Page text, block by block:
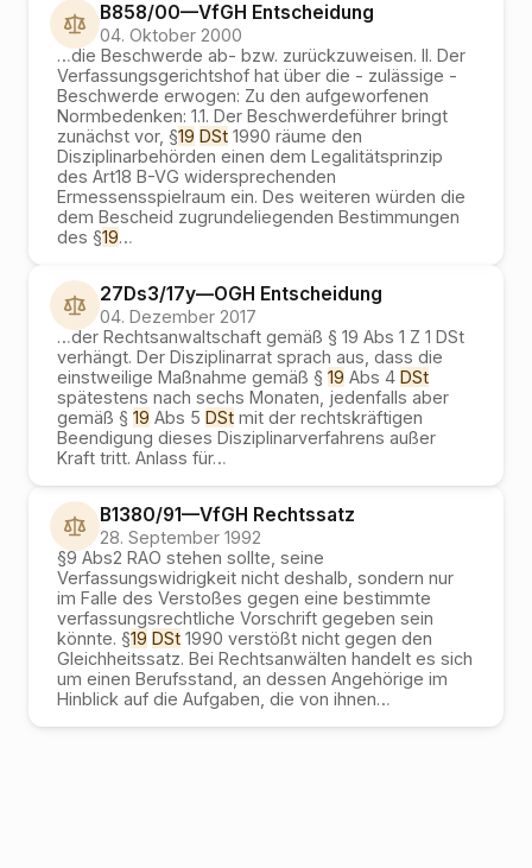
B858/00—VfGH Entscheidung
04. Oktober 2000
…die Beschwerde ab- bzw. zurückzuweisen. II. Der
Verfassungsgerichtshof hat über die - zulässige -
Beschwerde erwogen: Zu den aufgeworfenen
Normbedenken: 1.1. Der Beschwerdeführer bringt
zunächst vor, §19 DSt 1990 räume den
Disziplinarbehörden einen dem Legalitätsprinzip
des Art18 B-VG widersprechenden
Ermessensspielraum ein. Des weiteren würden die
dem Bescheid zugrundeliegenden Bestimmungen
des §19…
27Ds3/17y—OGH Entscheidung
04. Dezember 2017
…der Rechtsanwaltschaft gemäß § 19 Abs 1 Z 1 DSt
verhängt. Der Disziplinarrat sprach aus, dass die
einstweilige Maßnahme gemäß § 19 Abs 4 DSt
spätestens nach sechs Monaten, jedenfalls aber
gemäß § 19 Abs 5 DSt mit der rechtskräftigen
Beendigung dieses Disziplinarverfahrens außer
Kraft tritt. Anlass für…
B1380/91—VfGH Rechtssatz
28. September 1992
§9 Abs2 RAO stehen sollte, seine
Verfassungswidrigkeit nicht deshalb, sondern nur
im Falle des Verstoßes gegen eine bestimmte
verfassungsrechtliche Vorschrift gegeben sein
könnte. §19 DSt 1990 verstößt nicht gegen den
Gleichheitssatz. Bei Rechtsanwälten handelt es sich
um einen Berufsstand, an dessen Angehörige im
Hinblick auf die Aufgaben, die von ihnen…